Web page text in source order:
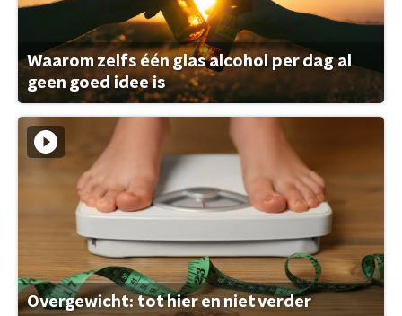
Waarom zelfs één glas alcohol per dag al
geen goed idee is
Overgewicht: tot hier en niet verder